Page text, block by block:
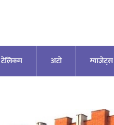
टेलिकम अटाे ग्याजेट्स